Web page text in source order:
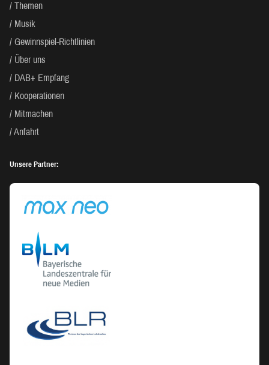
Themen
Musik
Gewinnspiel-Richtlinien
Über uns
DAB+ Empfang
Kooperationen
Mitmachen
Anfahrt
Unsere Partner: